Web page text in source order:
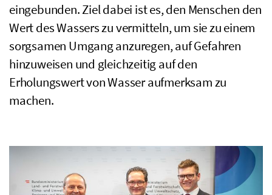
eingebunden. Ziel dabei ist es, den Menschen den
Wert des Wassers zu vermitteln, um sie zu einem
sorgsamen Umgang anzuregen, auf Gefahren
hinzuweisen und gleichzeitig auf den
Erholungswert von Wasser aufmerksam zu
machen.